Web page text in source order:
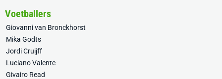
Voetballers
Giovanni van Bronckhorst
Mika Godts
Jordi Cruijff
Luciano Valente
Givairo Read